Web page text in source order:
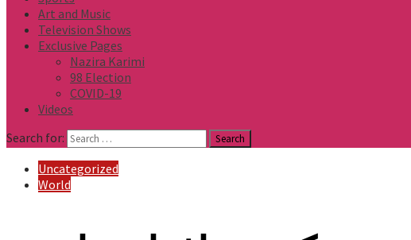
Art and Music
Television Shows
Exclusive Pages
Nazira Karimi
98 Election
COVID-19
Videos
Search for:
Uncategorized
World